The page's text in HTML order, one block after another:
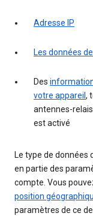
Adresse IP
Les données
Des
votre appareil ,
antennes-
est activé
Le type de données
en partie des
compte. Vous
position
paramètres de ce